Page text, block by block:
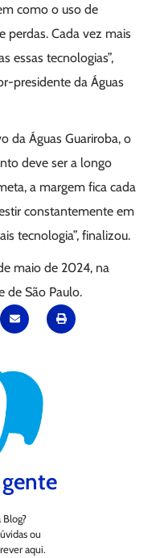
como o uso de
perdas. Cada vez mais
essas tecnologias”,
presidente da Águas
da Águas Guariroba, o
deve ser a longo
a margem fica cada
constantemente em
tecnologia”, finalizou.
maio de 2024, na
de São Paulo.
ou
aqui.